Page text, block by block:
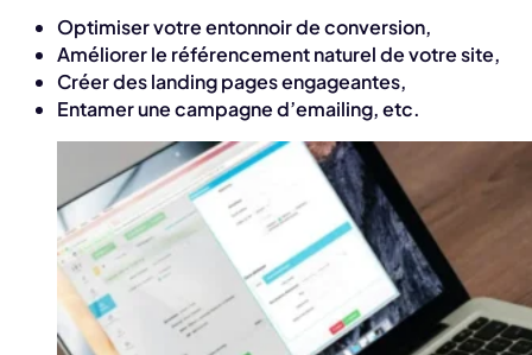
Optimiser votre entonnoir de conversion,
Améliorer le référencement naturel de votre site,
Créer des landing pages engageantes,
Entamer une campagne d’emailing, etc.